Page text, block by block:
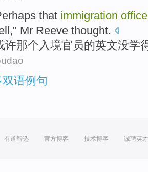
that immigration
," Mr Reeve thought.
许那个 入境官员的英文没学
语例句
有道智选 官方博客 技术博客 诚聘英才